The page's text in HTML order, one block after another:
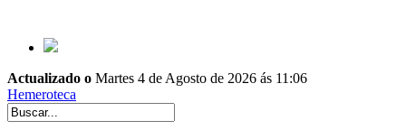
Actualizado o Martes 4 de Agosto de 2026 ás 11:06
Hemeroteca